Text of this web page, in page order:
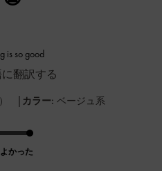
is so good
| カラー: ベージュ系
かった
翻訳する